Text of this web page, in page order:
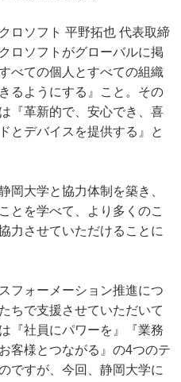
ロソフト 平野拓也 代表取締
ロソフトがグローバルに掲
べての個人とすべての組織
るようにする』こと。その
『革新的で、安心でき、喜
とデバイスを提供する』と
大学と協力体制を築き、
とを学べて、より多くのこ
力させていただけることに
フォーメーション推進につ
ちで支援させていただいて
『社員にパワーを』『業務
客様とつながる』の4つのテ
ですが、今回、静岡大学に